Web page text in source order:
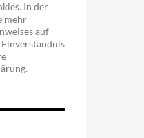
In der
mehr
auf